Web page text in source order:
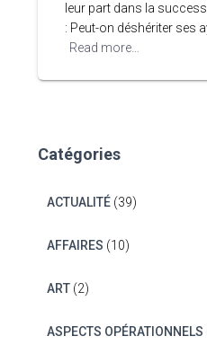
leur part dans la
: Peut-on déshériter ses
Read more…
Catégories
ACTUALITÉ(39)
AFFAIRES (10)
ART(2)
ASPECTS OPÉRATIONNELS